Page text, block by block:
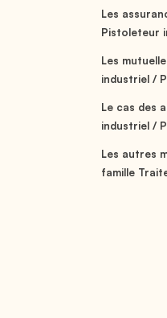
Les
Pistoleteur
Les
industriel /
Le cas des
industriel /
Les autres
famille